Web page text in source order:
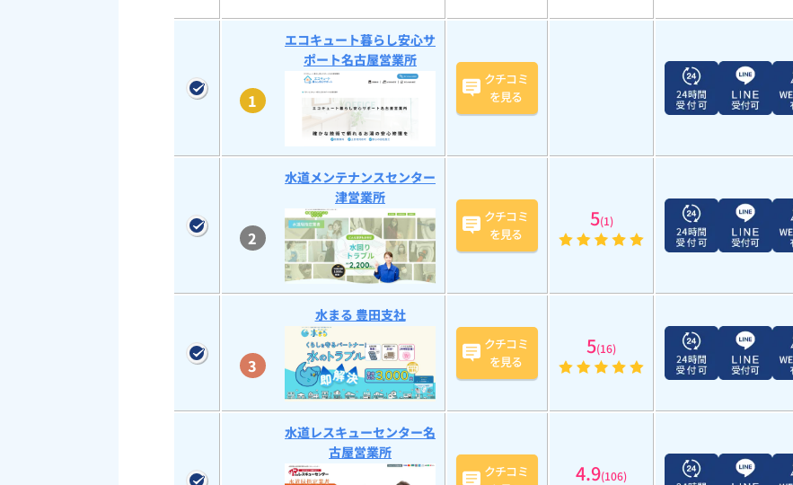
1
エコキュート暮らし安心サ
ポート名古屋営業所
クチコミ
を見る
2
水道メンテナンスセンター
津営業所
クチコミ
を見る
5(1)
3
水まる 豊田支社
クチコミ
を見る
5(16)
水道レスキューセンター名
古屋営業所
クチコミ
4.9(106)